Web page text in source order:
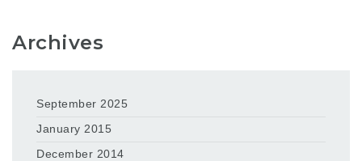
Archives
September 2025
January 2015
December 2014